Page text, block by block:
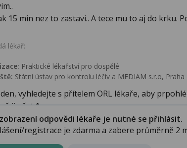
15 min nez to zastavi.. A tece mu to aj do krku.
lékař:
Praktické lékařství pro dospělé
Státní ústav pro kontrolu léčiv a MEDIAM s.r.o, Praha
vyhledejte s přítelem ORL lékaře, aby
ji ošet�...
odpovědi lékaře je nutné se přihlásit.
registrace je zdarma a zabere průměrně 2